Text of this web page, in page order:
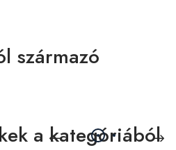
származó
a kategóriából